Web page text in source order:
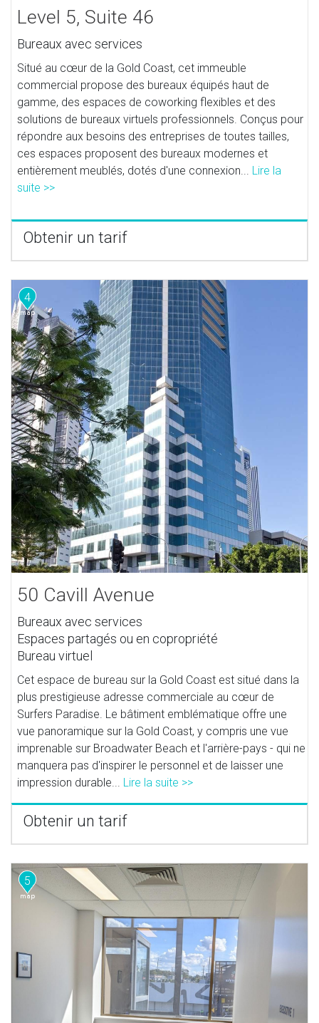
Level 5, Suite 46
Bureaux avec services
Situé au cœur de la Gold Coast, cet immeuble
commercial propose des bureaux équipés haut de
gamme, des espaces de coworking flexibles et des
solutions de bureaux virtuels professionnels. Conçus pour
répondre aux besoins des entreprises de toutes tailles,
ces espaces proposent des bureaux modernes et
entièrement meublés, dotés d'une connexion... Lire la
suite >>
Obtenir un tarif
4
50 Cavill Avenue
Bureaux avec services
Espaces partagés ou en copropriété
Bureau virtuel
Cet espace de bureau sur la Gold Coast est situé dans la
plus prestigieuse adresse commerciale au cœur de
Surfers Paradise. Le bâtiment emblématique offre une
vue panoramique sur la Gold Coast, y compris une vue
imprenable sur Broadwater Beach et l'arrière-pays - qui ne
manquera pas d'inspirer le personnel et de laisser une
impression durable... Lire la suite >>
Obtenir un tarif
5